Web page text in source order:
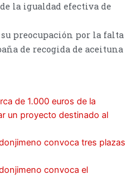
la igualdad efectiva de
su preocupación por la falta
de recogida de aceituna
de 1.000 euros de la
un proyecto destinado al
convoca tres plazas
convoca el